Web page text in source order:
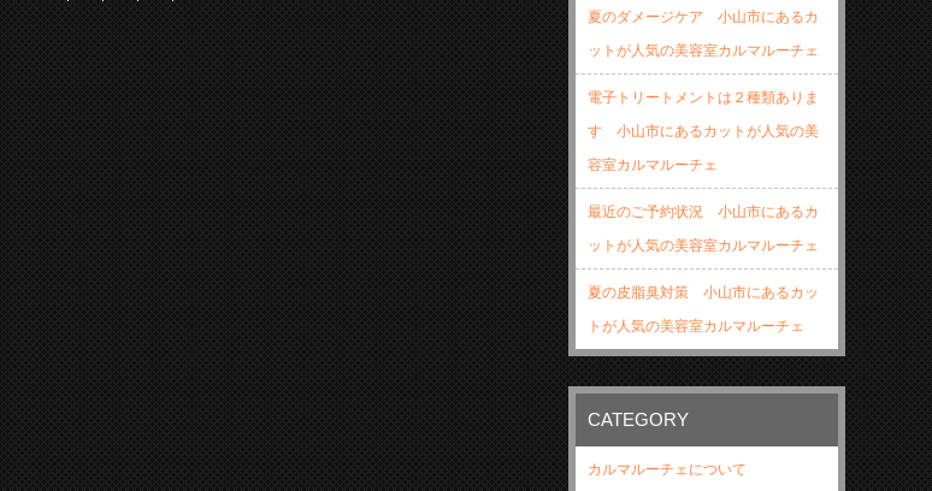
夏のダメージケア 小山市にあるカ
ットが人気の美容室カルマルーチェ
電子トリートメントは２種類ありま
す 小山市にあるカットが人気の美
容室カルマルーチェ
最近のご予約状況 小山市にあるカ
ットが人気の美容室カルマルーチェ
夏の皮脂臭対策 小山市にあるカッ
トが人気の美容室カルマルーチェ
CATEGORY
カルマルーチェについて